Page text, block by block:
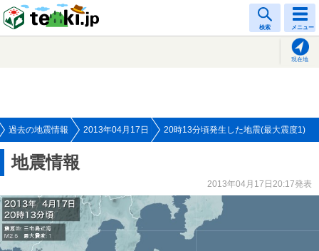
検索 メニュー
現在地
過去の地震情報 2013年04月17日 20時13分頃発生した地震(最大震度1)
地震情報
2013年04月17日20:17発表